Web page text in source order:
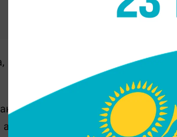
көк бананның ішек жұмысына
– бананның әлі толық
жүр. Мұндай бананда